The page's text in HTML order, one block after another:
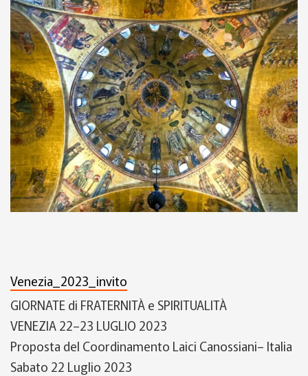
Venezia_2023_invito
GIORNATE di FRATERNITÀ e SPIRITUALITÀ
VENEZIA 22–23 LUGLIO 2023
Proposta del Coordinamento Laici Canossiani– Italia
Sabato 22 Luglio 2023